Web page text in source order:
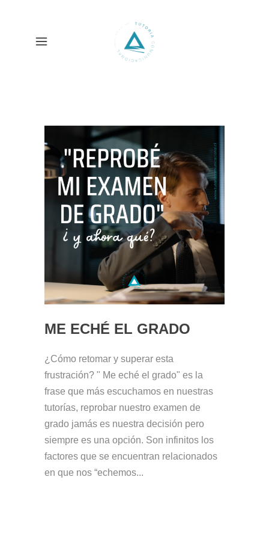
ME ECHÉ EL GRADO
¿Cómo retomar y superar esta
frustración? " Me eché el grado" es la
frase que más escuchamos en nuestras
tutorías, reprobar nuestro examen de
grado jamás es nuestra decisión pero
siempre es una opción. Son infinitos los
factores que se encuentran relacionados
en que nos “echemos...